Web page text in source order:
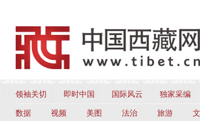
领袖关切 即时中国 国际风云 独家采编
数据 视频 美图 法治 旅游